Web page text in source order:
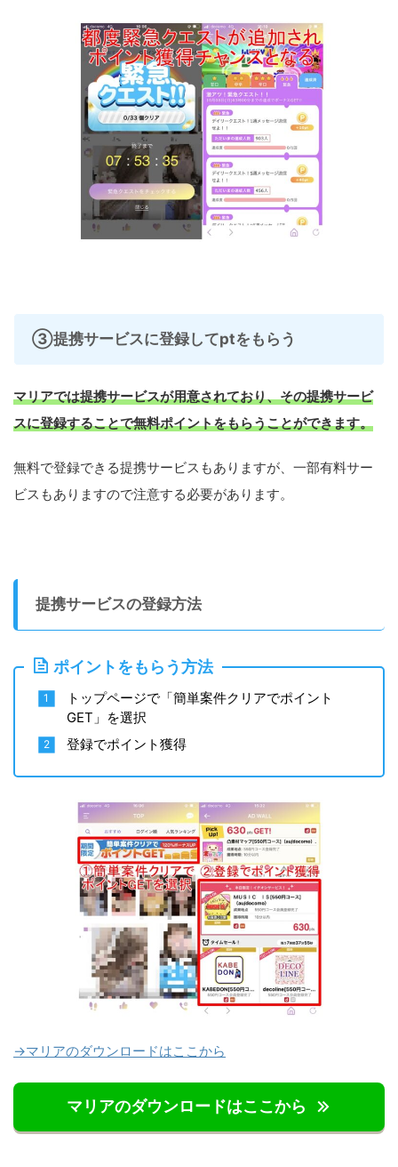
③提携サービスに登録してptをもらう
マリアでは提携サービスが用意されており、その提携サービ
スに登録することで無料ポイントをもらうことができます。
無料で登録できる提携サービスもありますが、一部有料サー
ビスもありますので注意する必要があります。
提携サービスの登録方法
ポイントをもらう方法
トップページで「簡単案件クリアでポイント
GET」を選択
登録でポイント獲得
→マリアのダウンロードはここから
マリアのダウンロードはここから